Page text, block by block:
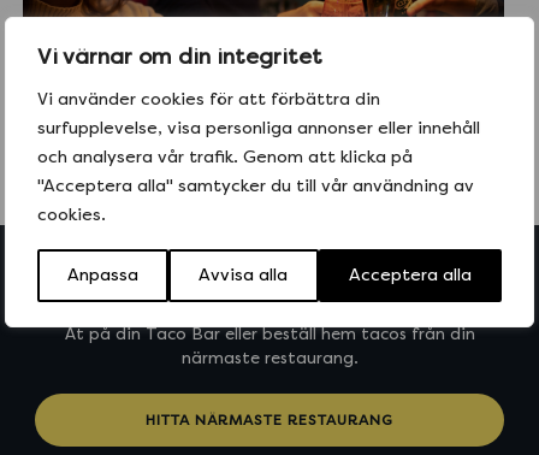
Vi värnar om din integritet
Vi använder cookies för att förbättra din
surfupplevelse, visa personliga annonser eller innehåll
och analysera vår trafik. Genom att klicka på
"Acceptera alla" samtycker du till vår användning av
cookies.
Anpassa Avvisa alla Acceptera alla
Beställ Taco Bar idag
Ät på din Taco Bar eller beställ hem tacos från din
närmaste restaurang.
HITTA NÄRMASTE RESTAURANG